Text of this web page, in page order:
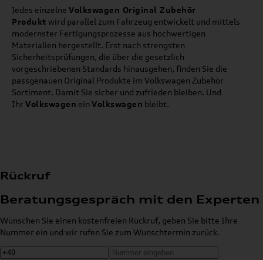
Jedes einzelne Volkswagen Original Zubehör
Produkt wird parallel zum Fahrzeug entwickelt und mittels
modernster Fertigungsprozesse aus hochwertigen
Materialien hergestellt. Erst nach strengsten
Sicherheitsprüfungen, die über die gesetzlich
vorgeschriebenen Standards hinausgehen, finden Sie die
passgenauen Original Produkte im Volkswagen Zubehör
Sortiment. Damit Sie sicher und zufrieden bleiben. Und
Ihr Volkswagen ein Volkswagen bleibt.
Rückruf
Beratungsgespräch mit den Experten
Wünschen Sie einen kostenfreien Rückruf, geben Sie bitte Ihre
Nummer ein und wir rufen Sie zum Wunschtermin zurück.